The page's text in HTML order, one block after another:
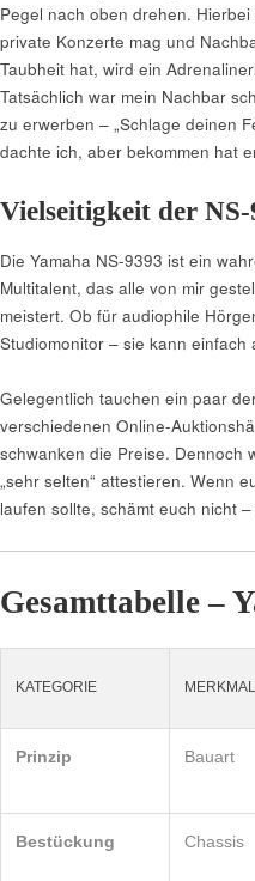
Pegel nach oben drehen.
private Konzerte mag und
Taubheit hat, wird ein
Tatsächlich war mein Nachbar
zu erwerben – „Schlage deinen
dachte ich, aber bekommen hat
Vielseitigkeit der NS-
Die Yamaha NS-9393 ist ein
Multitalent, das alle von mir
meistert. Ob für audiophile
Studiomonitor – sie kann einfach
Gelegentlich tauchen ein paar
verschiedenen Online-
schwanken die Preise. Dennoch
„sehr selten“ attestieren. Wenn
laufen sollte, schämt euch nicht
Gesamttabelle –
KATEGORIE MERKMAL
Prinzip Bauart
Bestückung Chassis